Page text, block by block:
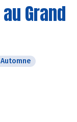
Grand
Automne